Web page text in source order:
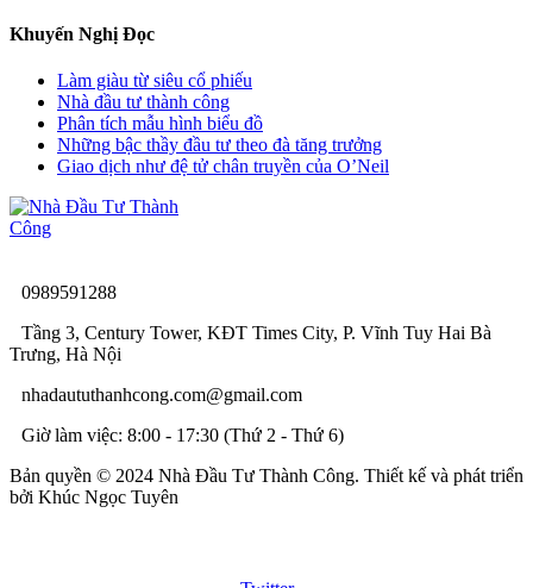
Khuyến Nghị Đọc
Làm giàu từ siêu cổ phiếu
Nhà đầu tư thành công
Phân tích mẫu hình biểu đồ
Những bậc thầy đầu tư theo đà tăng trưởng
Giao dịch như đệ tử chân truyền của O’Neil
0989591288
Tầng 3, Century Tower, KĐT Times City, P. Vĩnh Tuy Hai Bà
Trưng, Hà Nội
nhadaututhanhcong.com@gmail.com
Giờ làm việc: 8:00 - 17:30 (Thứ 2 - Thứ 6)
Bản quyền © 2024 Nhà Đầu Tư Thành Công. Thiết kế và phát triển
bởi Khúc Ngọc Tuyên